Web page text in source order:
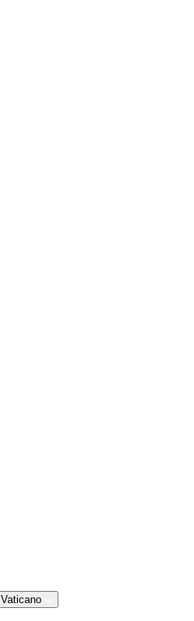
Vaticano